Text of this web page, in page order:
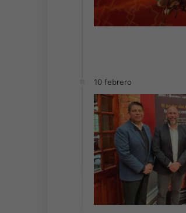
10 febrero